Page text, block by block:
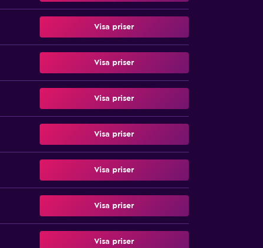
Visa priser
Visa priser
Visa priser
Visa priser
Visa priser
Visa priser
Visa priser